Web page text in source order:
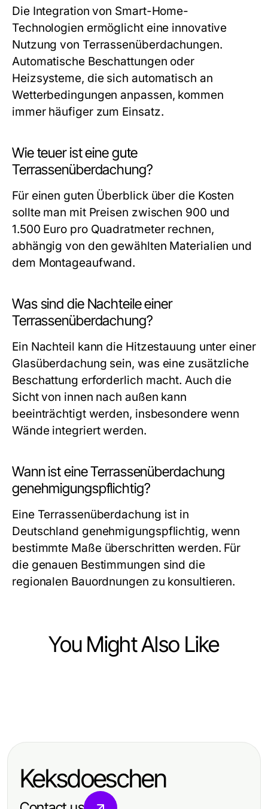
Die Integration von Smart-Home-
Technologien ermöglicht eine innovative
Nutzung von Terrassenüberdachungen.
Automatische Beschattungen oder
Heizsysteme, die sich automatisch an
Wetterbedingungen anpassen, kommen
immer häufiger zum Einsatz.
Wie teuer ist eine gute
Terrassenüberdachung?
Für einen guten Überblick über die Kosten
sollte man mit Preisen zwischen 900 und
1.500 Euro pro Quadratmeter rechnen,
abhängig von den gewählten Materialien und
dem Montageaufwand.
Was sind die Nachteile einer
Terrassenüberdachung?
Ein Nachteil kann die Hitzestauung unter einer
Glasüberdachung sein, was eine zusätzliche
Beschattung erforderlich macht. Auch die
Sicht von innen nach außen kann
beeinträchtigt werden, insbesondere wenn
Wände integriert werden.
Wann ist eine Terrassenüberdachung
genehmigungspflichtig?
Eine Terrassenüberdachung ist in
Deutschland genehmigungspflichtig, wenn
bestimmte Maße überschritten werden. Für
die genauen Bestimmungen sind die
regionalen Bauordnungen zu konsultieren.
You Might Also Like
kaufen: Prognosen für 2026 und
Terrassenüberdachungen im
Vorteile für Ihr Zuhause?
Keksdoeschen